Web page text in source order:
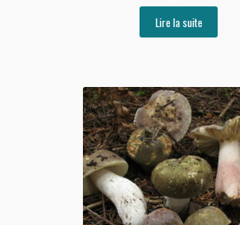
Lire la suite